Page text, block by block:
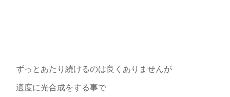
ずっとあたり続けるのは良くありませんが
適度に光合成をする事で